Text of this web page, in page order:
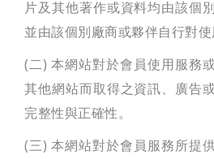
片及其他著作或資料均由該個
並由該個別廠商或夥伴自行對使
(二) 本網站對於會員使用服務
其他網站而取得之資訊、廣告
完整性與正確性。
(三) 本網站對於會員服務所提